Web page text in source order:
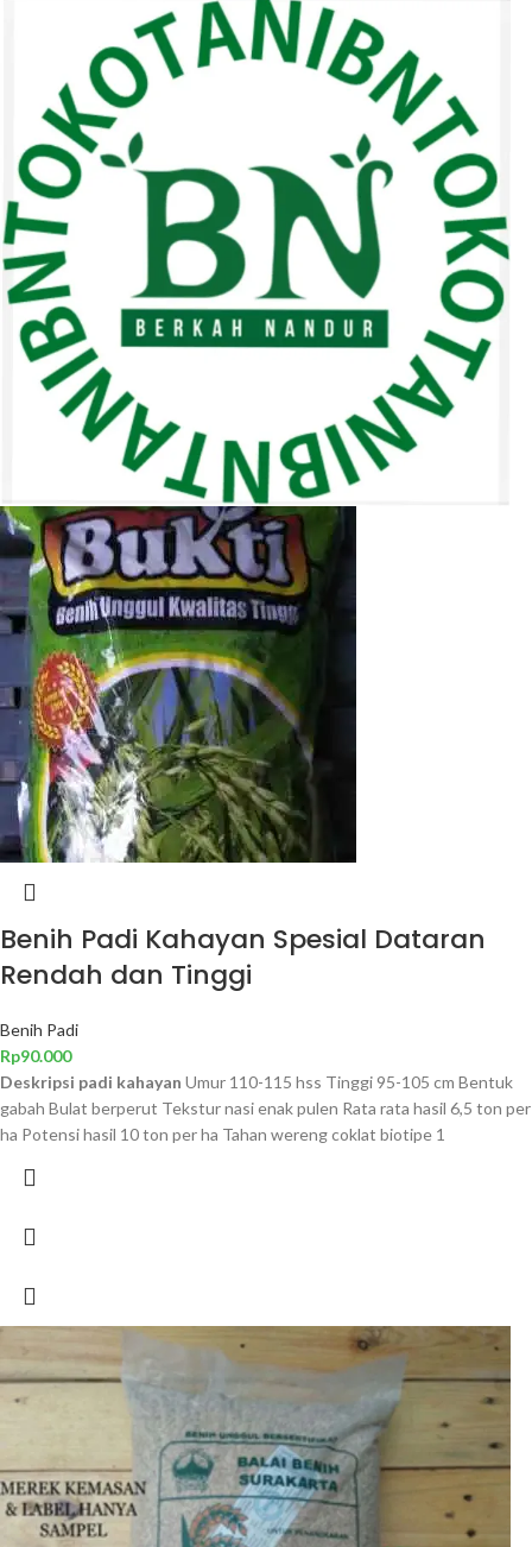
Benih Padi Kahayan Spesial Dataran
Rendah dan Tinggi
Benih Padi
Rp90.000
Deskripsi padi kahayan Umur 110-115 hss Tinggi 95-105 cm Bentuk
gabah Bulat berperut Tekstur nasi enak pulen Rata rata hasil 6,5 ton per
ha Potensi hasil 10 ton per ha Tahan wereng coklat biotipe 1